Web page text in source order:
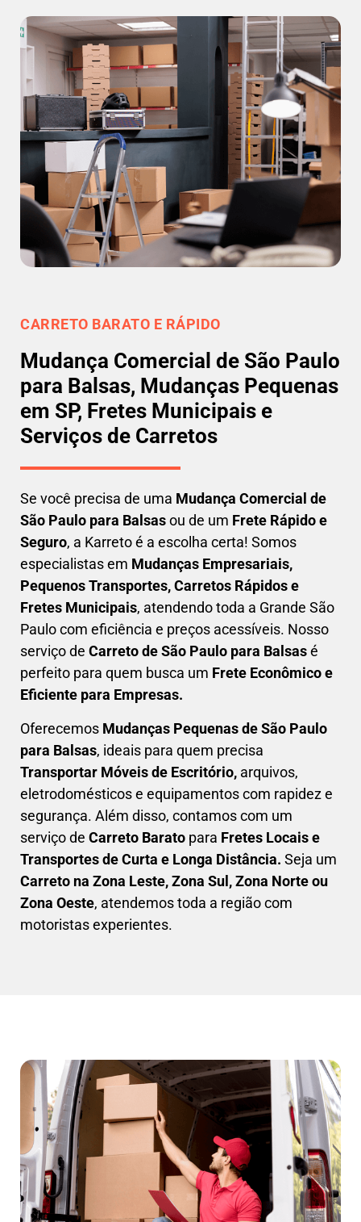
CARRETO BARATO E RÁPIDO
Mudança Comercial de São Paulo
para Balsas, Mudanças Pequenas
em SP, Fretes Municipais e
Serviços de Carretos
Se você precisa de uma Mudança Comercial de
São Paulo para Balsasou de um Frete Rápido e
Seguro, a Karreto é a escolha certa! Somos
especialistas em Mudanças Empresariais,
Pequenos Transportes, Carretos Rápidos e
Fretes Municipais, atendendo toda a Grande São
Paulo com eficiência e preços acessíveis. Nosso
serviço de Carretode São Paulo para Balsasé
perfeito para quem busca um Frete Econômico e
Eficiente para Empresas.
Oferecemos Mudanças Pequenasde São Paulo
para Balsas, ideais para quem precisa
Transportar Móveis de Escritório, arquivos,
eletrodomésticos e equipamentos com rapidez e
segurança. Além disso, contamos com um
serviço de Carreto Barato para Fretes Locais e
Transportes de Curta e Longa Distância. Seja um
Carreto na Zona Leste, Zona Sul, Zona Norte ou
Zona Oeste, atendemos toda a região com
motoristas experientes.